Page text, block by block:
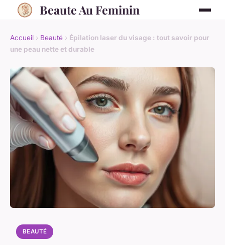
Beaute Au Feminin
Accueil › Beauté › Épilation laser du visage : tout savoir pour
une peau nette et durable
BEAUTÉ